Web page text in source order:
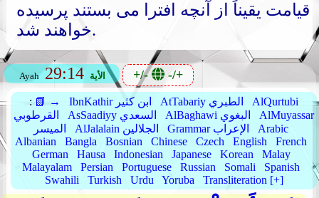
قیامت یقیناً از آنچه افترا می بستند پرسیده
خواهند شد.
Ayah 29:14 الأية +/- -/+
: 📗 → IbnKathir ابن كثير AtTabariy الطبري
AlQurtubi
القرطوبي
AsSaadiyy السعدي AlBaghawi البغوي
AlMuyassar
الميسر
AlJalalain الجلالين Grammar الإعراب
Arabic
Albanian
Bangla Bosnian Chinese Czech English
French
German
Hausa Indonesian Japanese Korean
Malay
Malayalam
Persian Portuguese Russian Somali
Spanish
Swahili
Turkish Urdu Yoruba Transliteration [+]